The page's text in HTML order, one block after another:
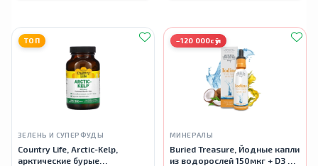
ТОП
ЗЕЛЕНЬ И СУПЕРФУДЫ
Country Life, Arctic-Kelp,
арктические бурые
−120 000сӯм
МИНЕРАЛЫ
Buried Treasure, Йодные капли
из водорослей 150мкг + D3 25